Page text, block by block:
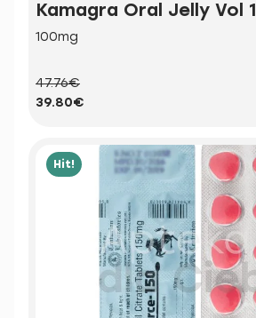
Kamagra Oral Jelly Vol 1
100mg
47.76€
39.80€
Hit!